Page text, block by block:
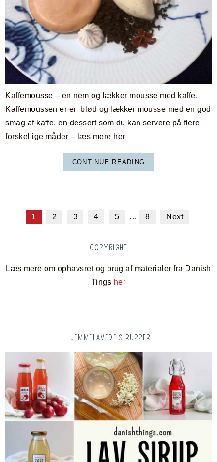
Kaffemousse – en nem og lækker mousse med kaffe.
Kaffemoussen er en blød og lækker mousse med en god
smag af kaffe, en dessert som du kan servere på flere
forskellige måder – læs mere her
CONTINUE READING
1 2 3 4 5 … 8 Next
COPYRIGHT
Læs mere om ophavsret og brug af materialer fra Danish
Tings her
HJEMMELAVEDE SIRUPPER